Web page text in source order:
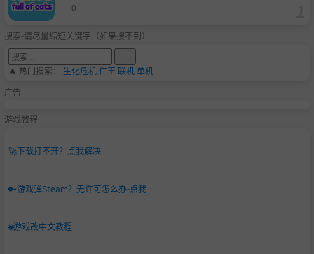
0
搜索-请尽量缩短关键字（如果搜不到）
🔥 热门搜索： 生化危机仁王 联机单机
广告
游戏教程
🚀下载打不开？点我解决
🔑游戏弹Steam？无许可怎么办-点我
🌐游戏改中文教程